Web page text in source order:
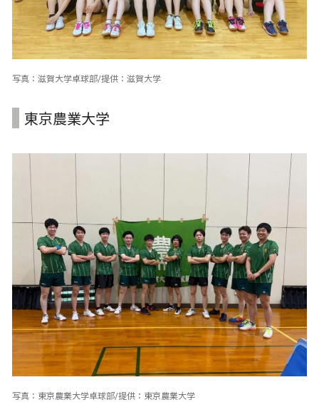
写真：滋賀大学卓球部/提供：滋賀大学
東京農業大学
写真：東京農業大学卓球部/提供：東京農業大学